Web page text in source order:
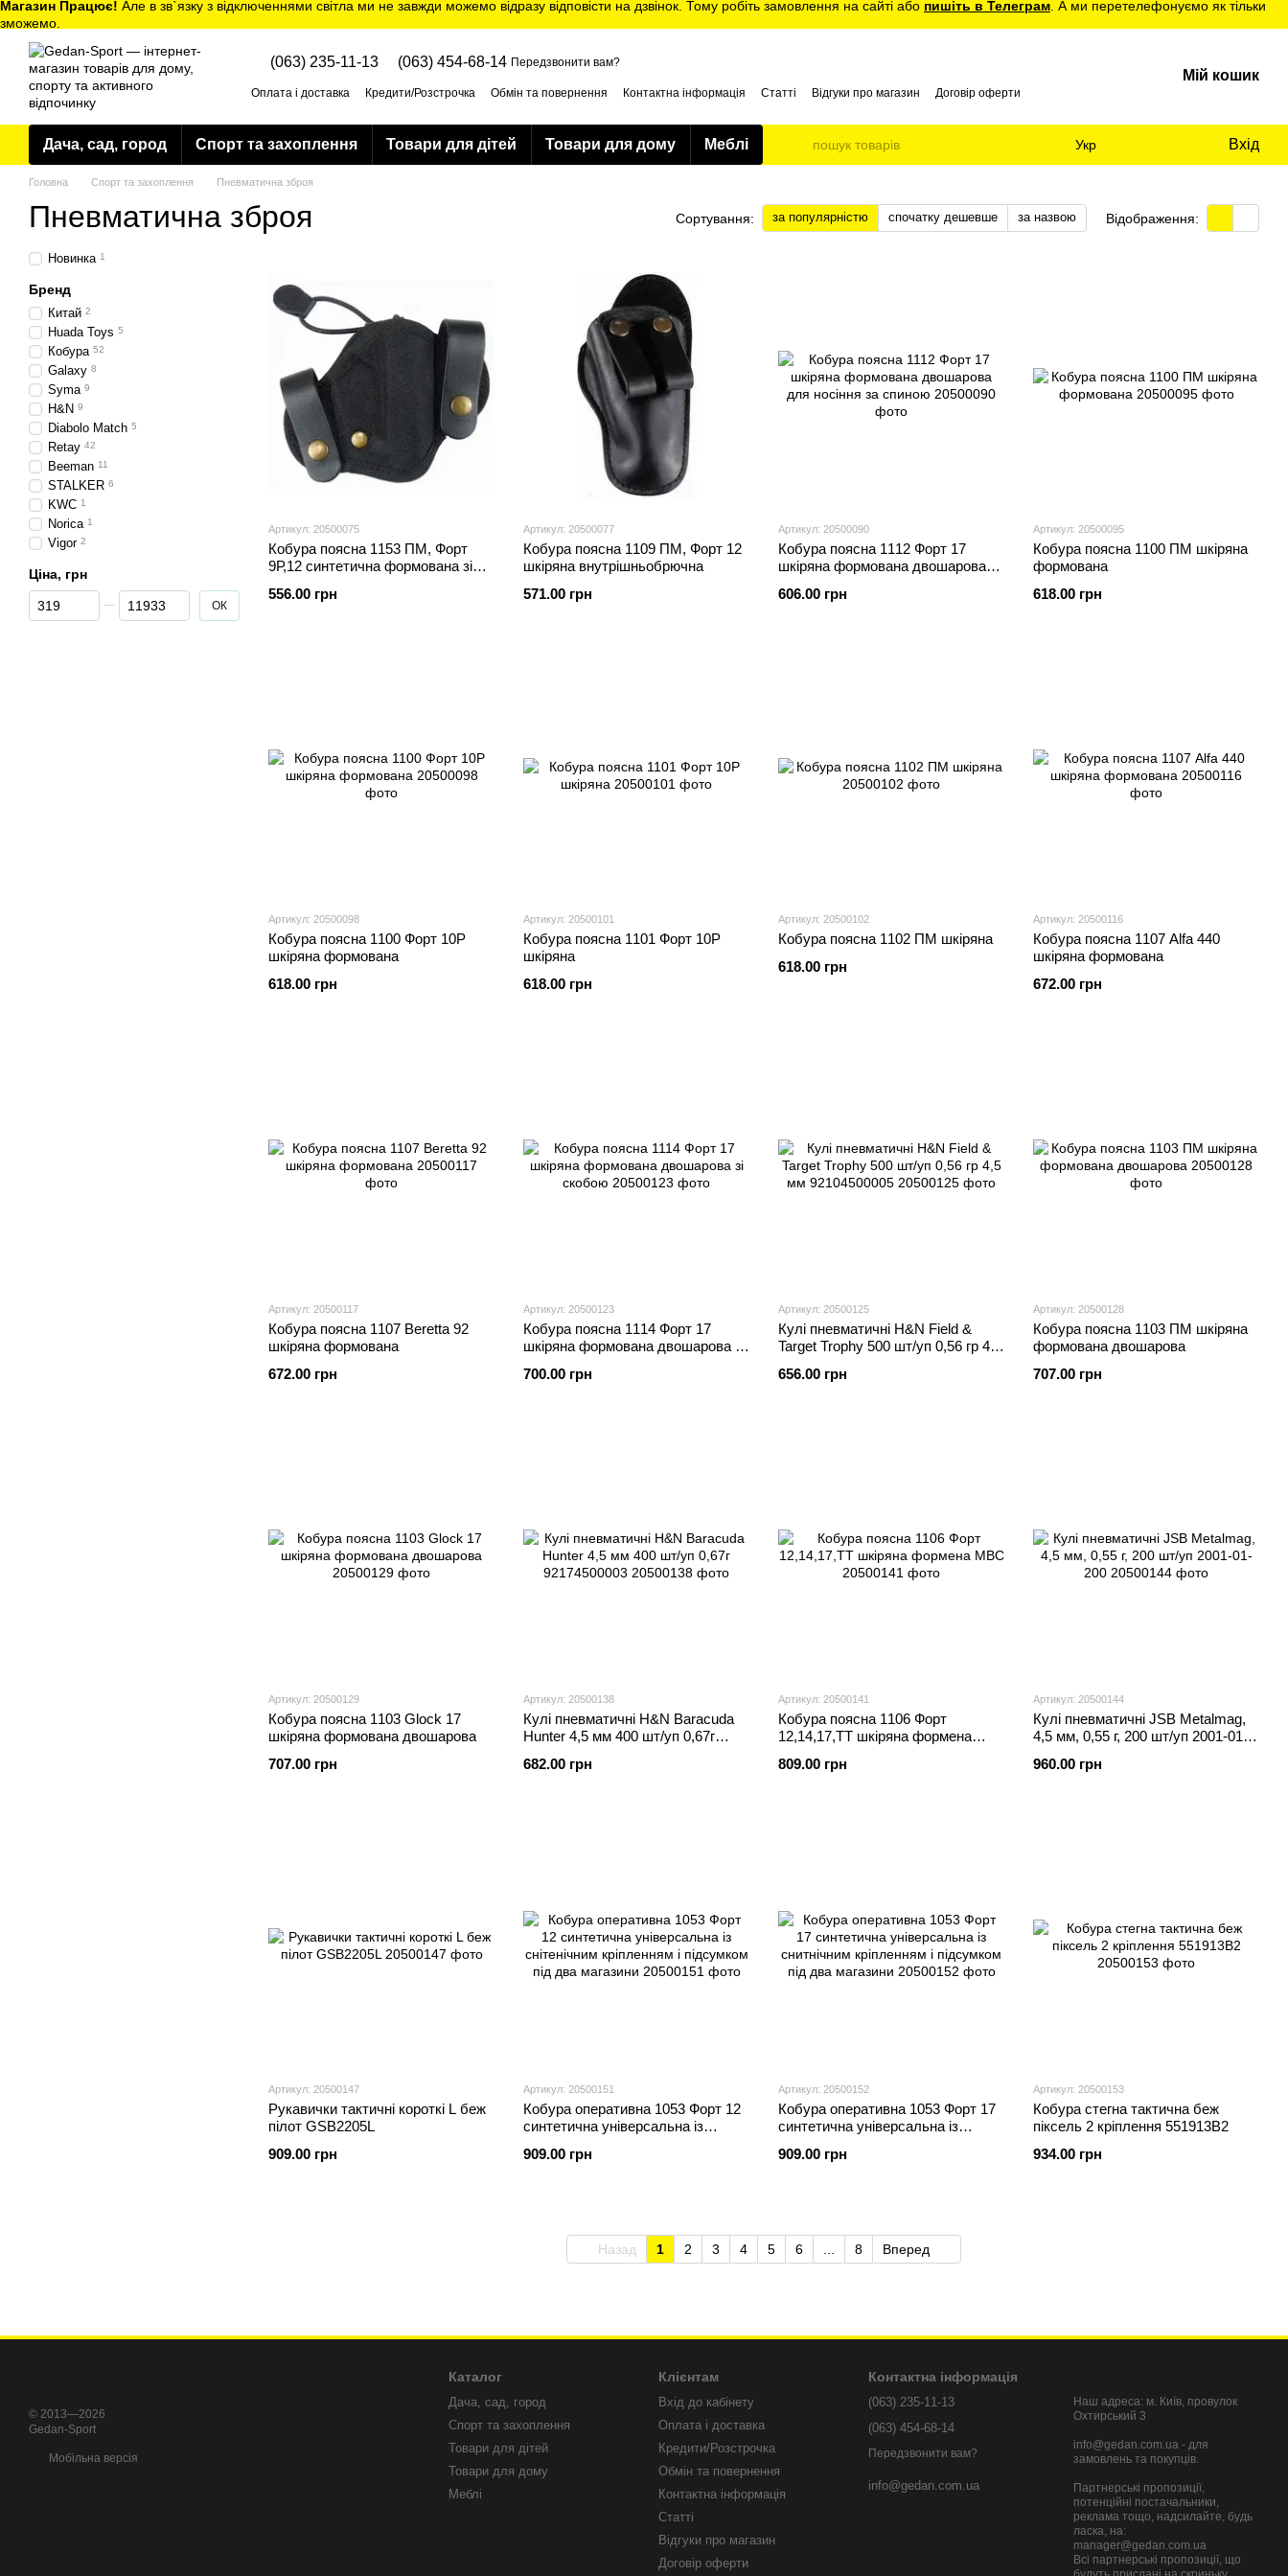
Перейти до основного контенту
Магазин Працює! Але в зв`язку з відключеннями світла ми не завжди можемо відразу відповісти на дзвінок. Тому робіть замовлення на сайті або пишіть в Телеграм . А ми перетелефонуємо як тільки
зможемо.
(063) 235-11-13 (063) 454-68-14 Передзвонити вам?
Оплата і доставка Кредити/Розстрочка Обмін та повернення Контактна інформація Статті Відгуки про магазин
Договір оферти
Мій кошик
Дача, сад, город Спорт та захоплення Товари для дітей Товари для дому Меблі Укр Вхід
Головна Спорт та захоплення Пневматична зброя
Пневматична зброя Сортування: за популярністю спочатку дешевше за назвою Відображення:
Артикул: 20500075
Кобура поясна 1153 ПМ, Форт
9Р,12 синтетична формована зі
556.00 грн
Артикул: 20500077
Кобура поясна 1109 ПМ, Форт 12
шкіряна внутрішньобрючна
571.00 грн
Артикул: 20500090
Кобура поясна 1112 Форт 17
шкіряна формована двошарова
606.00 грн
Артикул: 20500095
Кобура поясна 1100 ПМ шкіряна
формована
618.00 грн
Артикул: 20500098
Кобура поясна 1100 Форт 10Р
шкіряна формована
618.00 грн
Артикул: 20500101
Кобура поясна 1101 Форт 10Р
шкіряна
618.00 грн
Артикул: 20500102
Кобура поясна 1102 ПМ шкіряна
618.00 грн
Артикул: 20500116
Кобура поясна 1107 Alfa 440
шкіряна формована
672.00 грн
Артикул: 20500117
Кобура поясна 1107 Beretta 92
шкіряна формована
672.00 грн
Артикул: 20500123
Кобура поясна 1114 Форт 17
шкіряна формована двошарова зі
700.00 грн
Артикул: 20500125
Кулі пневматичні H&N Field &
Target Trophy 500 шт/уп 0,56 гр 4,5
656.00 грн
Артикул: 20500128
Кобура поясна 1103 ПМ шкіряна
формована двошарова
707.00 грн
Артикул: 20500129
Кобура поясна 1103 Glock 17
шкіряна формована двошарова
707.00 грн
Артикул: 20500138
Кулі пневматичні H&N Baracuda
Hunter 4,5 мм 400 шт/уп 0,67г
682.00 грн
Артикул: 20500141
Кобура поясна 1106 Форт
12,14,17,ТТ шкіряна формена
809.00 грн
Артикул: 20500144
Кулі пневматичні JSB Metalmag,
4,5 мм, 0,55 г, 200 шт/уп 2001-01-
960.00 грн
Артикул: 20500147
Рукавички тактичні короткі L беж
пілот GSB2205L
909.00 грн
Артикул: 20500151
Кобура оперативна 1053 Форт 12
синтетична універсальна із
підсумком під два магазини
909.00 грн
Артикул: 20500152
Кобура оперативна 1053 Форт 17
синтетична універсальна із
підсумком під два магазини
909.00 грн
Артикул: 20500153
Кобура стегна тактична беж
піксель 2 кріплення 551913В2
934.00 грн
Назад 1 2 3 4 5 6 8 Вперед
Новинка 1
Бренд
Китай 2
Huada Toys 5
Кобура 52
Galaxy 8
Syma 9
H&N 9
Diabolo Match 5
Retay 42
Beeman 11
STALKER 6
KWC 1
Norica 1
Vigor 2
Ціна, грн
Від Ціна, грн
До Ціна, грн ОК
© 2013—2026
Gedan-Sport
Мобільна версія
Каталог
Дача, сад, город
Спорт та захоплення
Товари для дітей
Товари для дому
Меблі
Клієнтам
Вхід до кабінету
Оплата і доставка
Кредити/Розстрочка
Обмін та повернення
Контактна інформація
Статті
Відгуки про магазин
Договір оферти
Контактна інформація
(063) 235-11-13
(063) 454-68-14
Передзвонити вам?
info@gedan.com.ua
Наш адреса: м. Київ, провулок
Охтирський 3
info@gedan.com.ua - для
замовлень та покупців.
Партнерські пропозиції,
потенційні постачальники,
реклама тощо, надсилайте, будь
ласка, на:
manager@gedan.com.ua
Всі партнерські пропозиції, що